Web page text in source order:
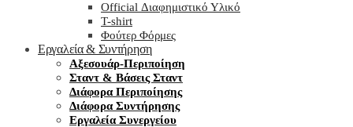
Official Διαφημιστικό Υλικό
T-shirt
Φούτερ Φόρμες
Εργαλεία & Συντήρηση
Αξεσουάρ-Περιποίηση
Σταντ & Βάσεις Σταντ
Διάφορα Περιποίησης
Διάφορα Συντήρησης
Εργαλεία Συνεργείου